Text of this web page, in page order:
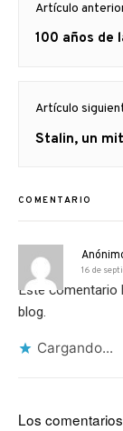
de
entradas
Artículo
Artículo
100 años de
Artículo
Artículo
Stalin, un
COMENTARIO
16 de
Este comentario
blog.
Cargando...
Los